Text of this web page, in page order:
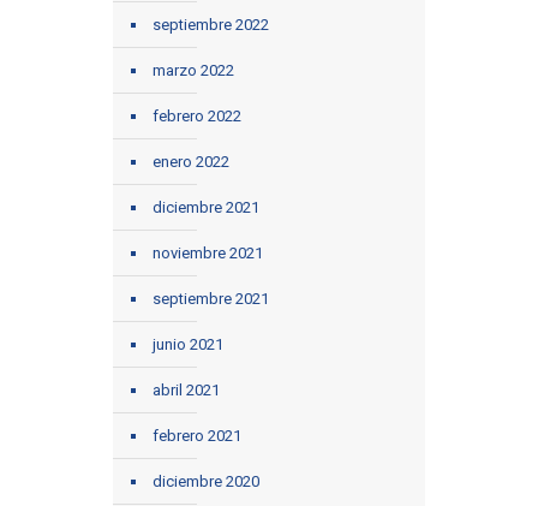
septiembre 2022
marzo 2022
febrero 2022
enero 2022
diciembre 2021
noviembre 2021
septiembre 2021
junio 2021
abril 2021
febrero 2021
diciembre 2020